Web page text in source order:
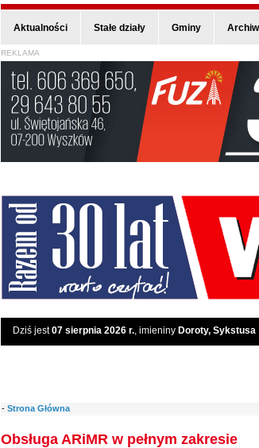
Aktualności Stałe działy Gminy
REKLAMA
Dziś jest07 sierpnia 2026 r., imieniny Doroty, Sykstusa
- Strona Główna
Obsługa ARiMR w pełnym zakresie